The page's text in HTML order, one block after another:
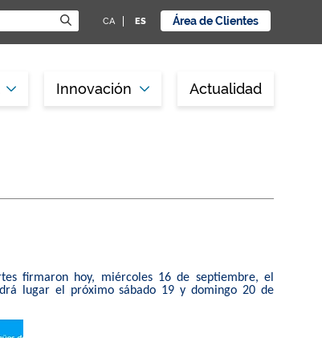
CA ES Área de Clientes
Innovación Actualidad
firmaron hoy, miércoles 16 de septiembre, el
lugar el próximo sábado 19 y domingo 20 de